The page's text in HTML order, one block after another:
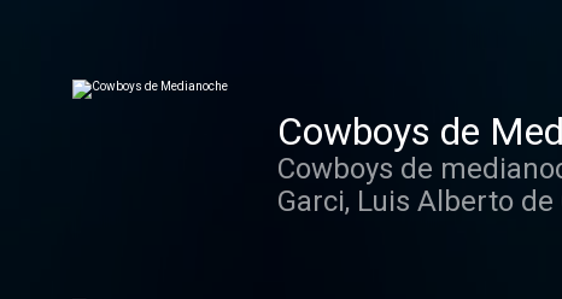
Cowboys de
Cowboys de
Garci, Luis Alberto